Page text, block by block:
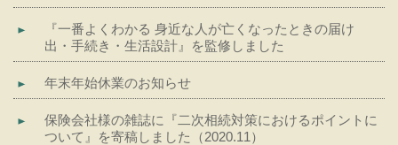
『一番よくわかる 身近な人が亡くなったときの届け
出・手続き・生活設計』を監修しました
年末年始休業のお知らせ
保険会社様の雑誌に『二次相続対策におけるポイントに
ついて』を寄稿しました（2020.11）